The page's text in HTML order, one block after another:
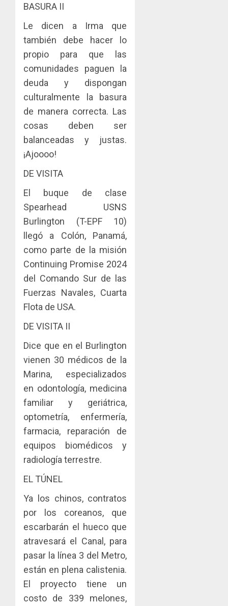
BASURA II
Le dicen a Irma que
también debe hacer lo
propio para que las
comunidades paguen la
deuda y dispongan
culturalmente la basura
de manera correcta. Las
cosas deben ser
balanceadas y justas.
¡Ajoooo!
DE VISITA
El buque de clase
Spearhead USNS
Burlington (T-EPF 10)
llegó a Colón, Panamá,
como parte de la misión
Continuing Promise 2024
del Comando Sur de las
Fuerzas Navales, Cuarta
Flota de USA.
DE VISITA II
Dice que en el Burlington
vienen 30 médicos de la
Marina, especializados
en odontología, medicina
familiar y geriátrica,
optometría, enfermería,
farmacia, reparación de
equipos biomédicos y
radiología terrestre.
EL TÚNEL
Ya los chinos, contratos
por los coreanos, que
escarbarán el hueco que
atravesará el Canal, para
pasar la línea 3 del Metro,
están en plena calistenia.
El proyecto tiene un
costo de 339 melones,